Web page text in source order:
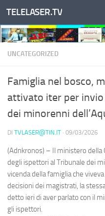
Salta al contenuto
TELELASER.TV
UNCATEGORIZED
Famiglia nel bosco,
attivato iter per
dei minorenni
DI TVLASER@TIN.IT · 09/03/2026
(Adnkronos) – Il ministero della
degli ispettori al Tribunale dei
vicenda della famiglia che
decisioni dei magistrati, la
detto ieri di aver parlato con il
gli ispettori.